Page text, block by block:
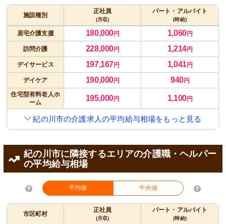
施設種別
正社員
(月収)
パート・アルバイト
(時給)
居宅介護支援 180,000円 1,060円
訪問介護 228,000円 1,214円
デイサービス 197,167円 1,041円
デイケア 190,000円 940円
住宅型有料老人ホ
ーム
195,000円 1,100円
紀の川市の介護求人の平均給与相場をもっと見る
紀の川市に隣接するエリアの介護職・ヘルパー
の平均給与相場
平均値 中央値
市区町村
正社員
(月収)
パート・アルバイト
(時給)